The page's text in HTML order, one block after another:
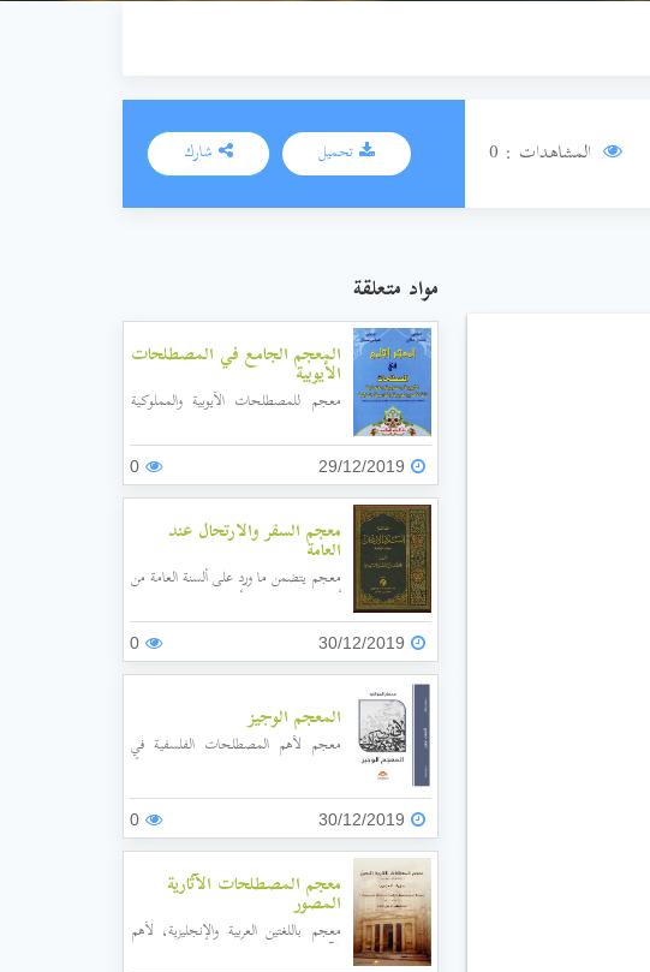
المشاهدات : 0 تحميل
المعجم المفصل في علم العروض والقافية
وفنون الشعر
مواد متعلقة
المعجم الجامع في المصطلحات
الأيوبية
معجم للمصطلحات الأيوبية والمملوكية
والاقتصاد وغيرها، ذات الأصول العربية
والفارسية والتركية.29/12/2019
0
معجم السفر والارتحال عند
العامة
معجم يتضمن ما ورد على ألسنة العامة من
أمثال ومصطلحات أثناء سفرهم وارتحالهم
وشرح تلك الأمثال، مع ذكر الأشعار
والآثار المتعلقة بها.30/12/2019
0
المعجم الوجيز
معجم لأهم المصطلحات الفلسفية في
الفلسفتين القديمة والحديثة، مرتب وفقًا
30/12/2019
0
معجم المصطلحات الآثارية
المصور
معجم باللغتين العربية والإنجليزية، لأهم